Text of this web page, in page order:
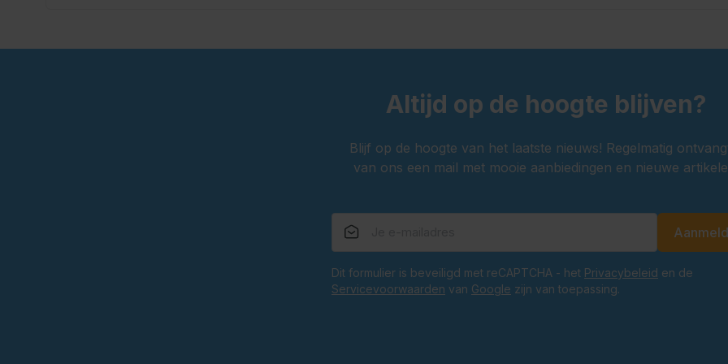
Altijd op de hoogte blijven?
Blijf op de hoogte van het laatste nieuws! Regelmatig
van ons een mail met mooie aanbiedingen en nieuwe
Dit formulier is beveiligd met reCAPTCHA - het Privacybeleid en de
Servicevoorwaarden van Google zijn van toepassing.